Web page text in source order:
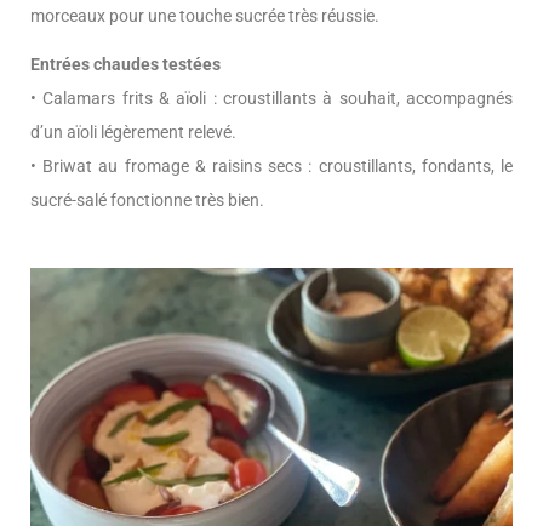
morceaux pour une touche sucrée très réussie.
Entrées chaudes testées
• Calamars frits & aïoli : croustillants à souhait, accompagnés
d’un aïoli légèrement relevé.
• Briwat au fromage & raisins secs : croustillants, fondants, le
sucré-salé fonctionne très bien.